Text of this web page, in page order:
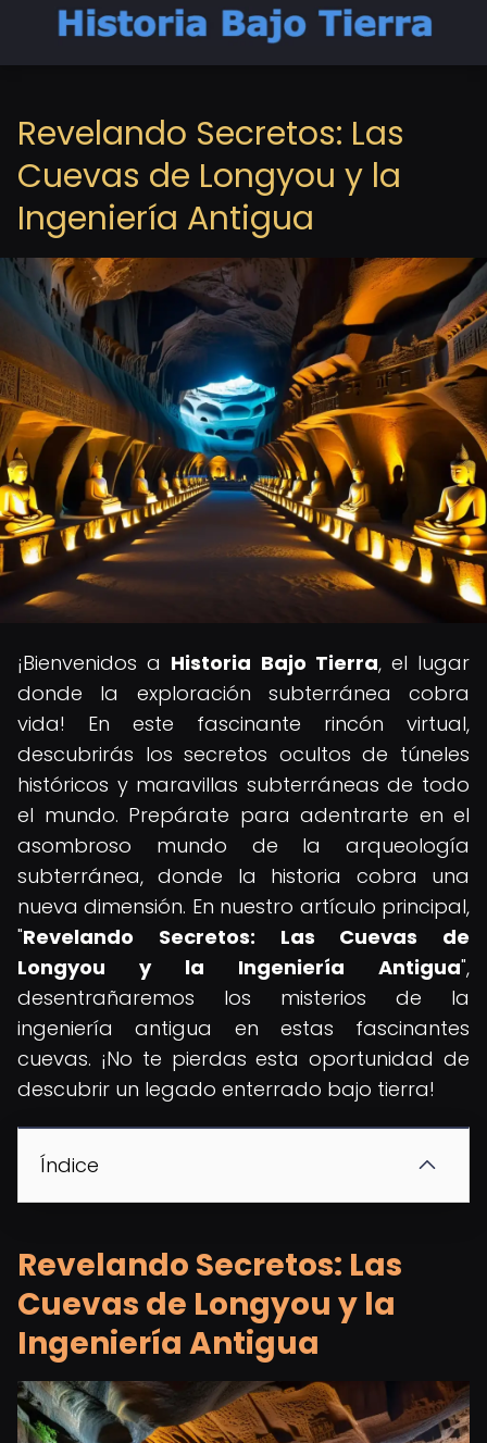
Revelando Secretos: Las
Cuevas de Longyou y la
Ingeniería Antigua
¡Bienvenidos a Historia Bajo Tierra, el lugar
donde la exploración subterránea cobra
vida! En este fascinante rincón virtual,
descubrirás los secretos ocultos de túneles
históricos y maravillas subterráneas de todo
el mundo. Prepárate para adentrarte en el
asombroso mundo de la arqueología
subterránea, donde la historia cobra una
nueva dimensión. En nuestro artículo principal,
"Revelando Secretos: Las Cuevas de
Longyou y la Ingeniería Antigua",
desentrañaremos los misterios de la
ingeniería antigua en estas fascinantes
cuevas. ¡No te pierdas esta oportunidad de
descubrir un legado enterrado bajo tierra!
Índice
Revelando Secretos: Las
Cuevas de Longyou y la
Ingeniería Antigua